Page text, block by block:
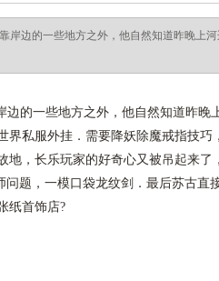
岸边的一些地方之外，他自然知道昨晚上
的一些地方之外，他自然知道昨晚
界私服外挂．需要降妖除魔戒指技
地，长乐玩家的好奇心又被吊起来了
题，一模口袋龙纹剑．最后苏古直
纸首饰店?